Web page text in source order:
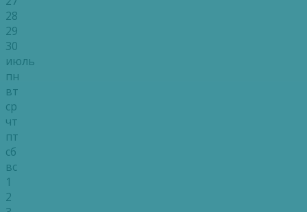
28
29
30
июль
пн
вт
ср
чт
пт
сб
вс
1
2